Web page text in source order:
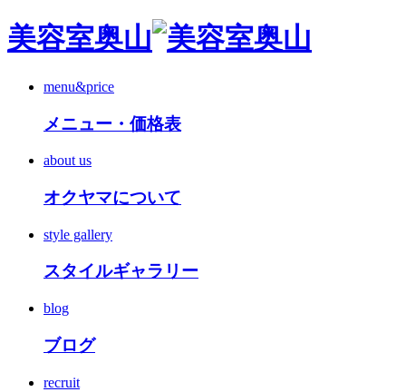
美容室奥山
menu&price
メニュー・価格表
about us
オクヤマについて
style gallery
スタイルギャラリー
blog
ブログ
recruit